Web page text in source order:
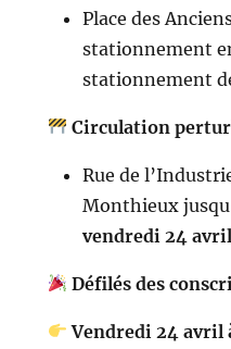
Place des
stationnement
stationnement
Circulation
Rue de
Monthieux
vendredi 24
Défilés des
Vendredi 24 avril